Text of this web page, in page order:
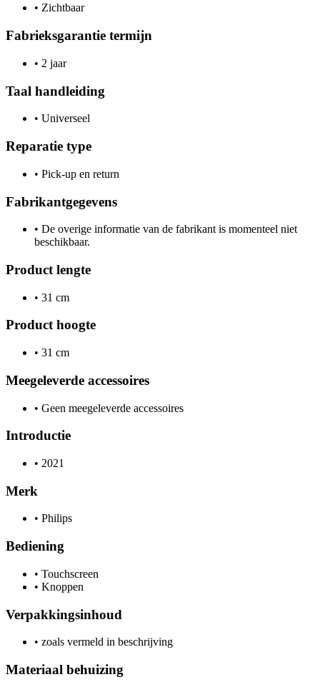
• Zichtbaar
Fabrieksgarantie termijn
• 2 jaar
Taal handleiding
• Universeel
Reparatie type
• Pick-up en return
Fabrikantgegevens
• De overige informatie van de fabrikant is momenteel niet
beschikbaar.
Product lengte
• 31 cm
Product hoogte
• 31 cm
Meegeleverde accessoires
• Geen meegeleverde accessoires
Introductie
• 2021
Merk
• Philips
Bediening
• Touchscreen
• Knoppen
Verpakkingsinhoud
• zoals vermeld in beschrijving
Materiaal behuizing